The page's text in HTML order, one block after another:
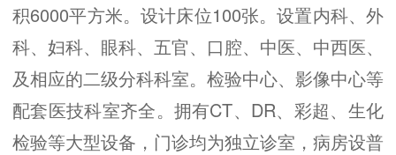
积6000平方米。设计床位100张。设置内科、外
科、妇科、眼科、五官、口腔、中医、中西医、
及相应的二级分科科室。检验中心、影像中心等
配套医技科室齐全。拥有CT、DR、彩超、生化
检验等大型设备，门诊均为独立诊室，病房设普